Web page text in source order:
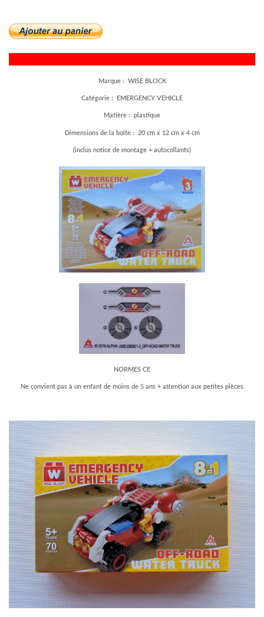
Marque : WISE BLOCK
Catégorie : EMERGENCY VEHICLE
Matière : plastique
Dimensions de la boîte : 20 cm x 12 cm x 4 cm
(inclus notice de montage + autocollants)
NORMES CE
Ne convient pas à un enfant de moins de 5 ans + attention aux petites pièces